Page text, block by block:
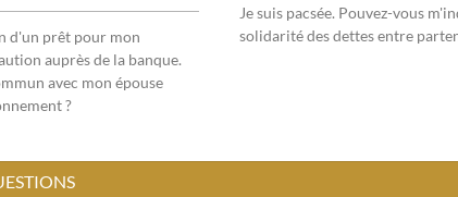
d'un prêt pour mon
auprès de la banque.
avec mon épouse
?
Je suis pacsée. Pouvez-vous
solidarité des dettes entre